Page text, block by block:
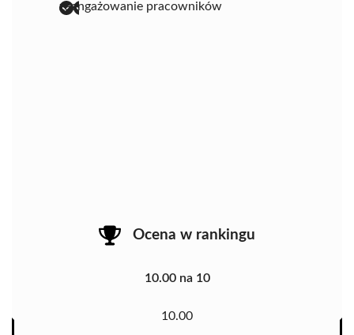
zaangażowanie pracowników
Ocena w rankingu
10.00 na 10
10.00